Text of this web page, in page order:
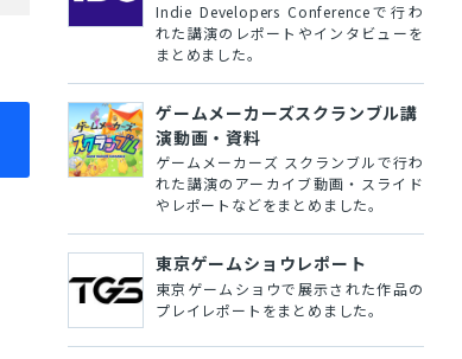
Indie Developers Conferenceで行わ
れた講演のレポートやインタビューを
まとめました。
ゲームメーカーズスクランブル講
演動画・資料
ゲームメーカーズ スクランブルで行わ
れた講演のアーカイブ動画・スライド
やレポートなどをまとめました。
東京ゲームショウレポート
東京ゲームショウで展示された作品の
プレイレポートをまとめました。